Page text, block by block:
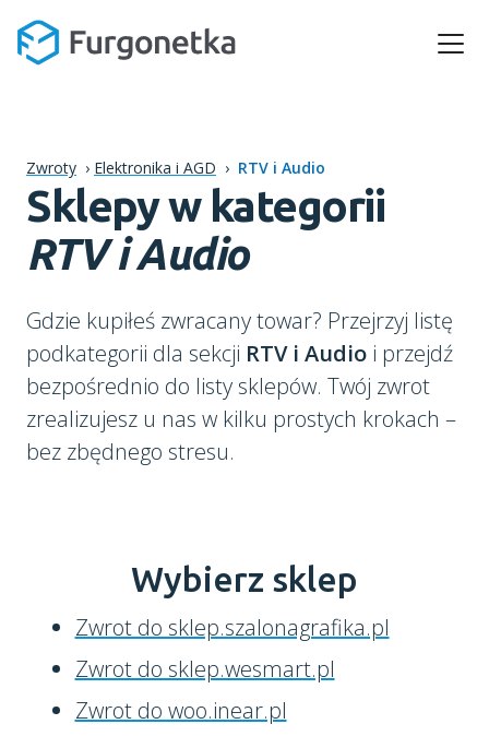
Zwroty › Elektronika i AGD › RTV i Audio
Sklepy w kategorii
RTV i Audio
Gdzie kupiłeś zwracany towar? Przejrzyj listę
podkategorii dla sekcji RTV i Audio i przejdź
bezpośrednio do listy sklepów. Twój zwrot
zrealizujesz u nas w kilku prostych krokach –
bez zbędnego stresu.
Wybierz sklep
Zwrot do sklep.szalonagrafika.pl
Zwrot do sklep.wesmart.pl
Zwrot do woo.inear.pl